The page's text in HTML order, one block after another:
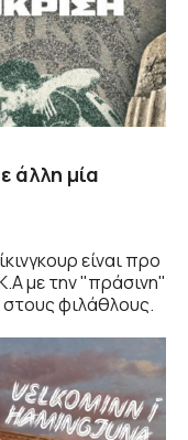
άλλη μία
είναι προ
με την "πράσινη"
στους φιλάθλους.